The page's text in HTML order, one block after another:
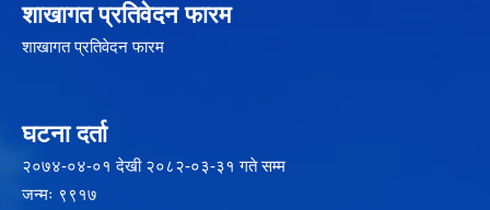
शाखागत प्रतिवेदन फारम
शाखागत प्रतिवेदन फारम
घटना दर्ता
२‍०७४-०४-०१ देखी २०८२-०३-३१ गते सम्म
जन्मः ९९१७